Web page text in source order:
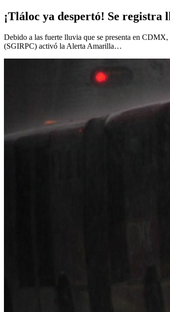
¡Tláloc ya despertó! Se
Debido a las fuerte lluvia que se presenta en
(SGIRPC) activó la Alerta Amarilla…